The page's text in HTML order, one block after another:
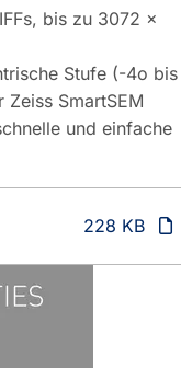
bis zu 3072 ×
Stufe (-4o bis
SmartSEM
und einfache
228 KB